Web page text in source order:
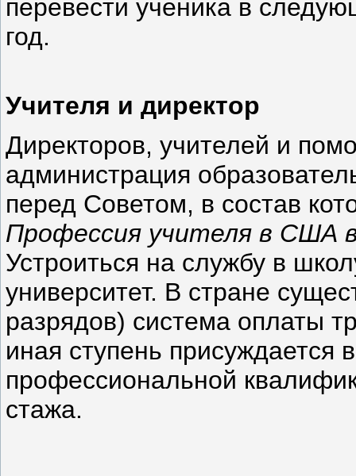
перевести ученика в
год.
Учителя и директор
Директоров, учителей и
администрация
перед Советом, в состав
Профессия учителя в США
Устроиться на службу в
университет. В стране
разрядов) система оплаты
иная ступень присуждается
профессиональной
стажа.